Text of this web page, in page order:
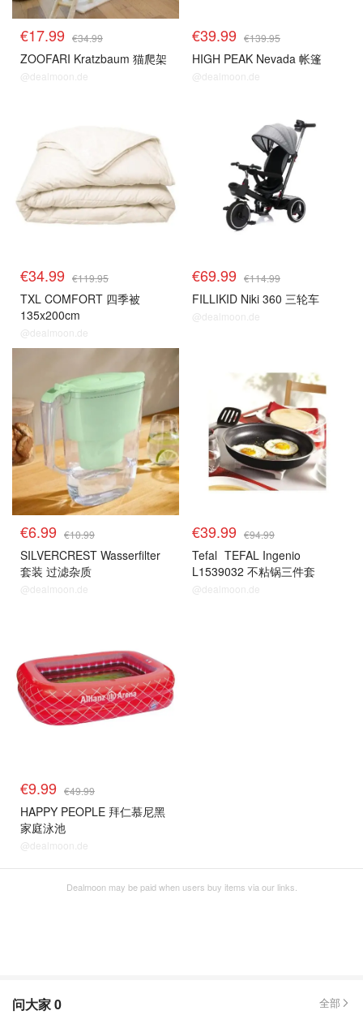
€17.99 €34.99
ZOOFARI Kratzbaum 猫爬架
@dealmoon.de
€39.99 €139.95
HIGH PEAK Nevada 帐篷
@dealmoon.de
€34.99 €119.95
TXL COMFORT 四季被
135x200cm
@dealmoon.de
€69.99 €114.99
FILLIKID Niki 360 三轮车
@dealmoon.de
€6.99 €10.99
SILVERCREST Wasserfilter
套装 过滤杂质
@dealmoon.de
€39.99 €94.99
Tefal TEFAL Ingenio
L1539032 不粘锅三件套
@dealmoon.de
€9.99 €49.99
HAPPY PEOPLE 拜仁慕尼黑
家庭泳池
@dealmoon.de
Dealmoon may be paid when users buy items via our links.
问大家0 全部